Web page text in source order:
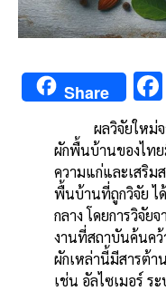
Share
ผลวิจัยใหม่จาก
ผักพื้นบ้านของไท
ความแก่และเสริม
พื้นบ้านที่ถูกวิจัย ไ
กลาง โดยการวิจัย
งานที่สถาบันค้นค
ผักเหล่านี้มีสารต้า
เช่น อัลไซเมอร์ ร